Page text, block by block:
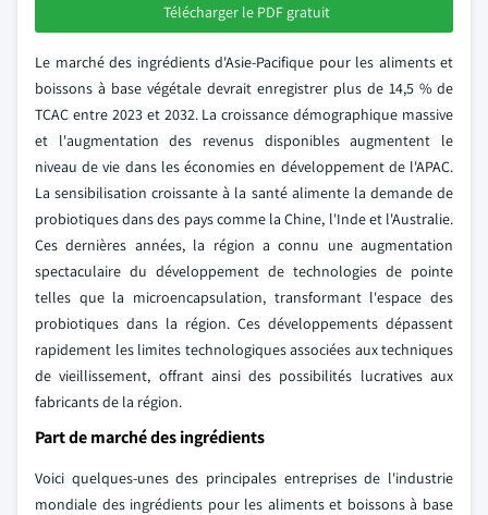
Télécharger le PDF gratuit
Le marché des ingrédients d'Asie-Pacifique pour les aliments et
boissons à base végétale devrait enregistrer plus de 14,5 % de
TCAC entre 2023 et 2032. La croissance démographique massive
et l'augmentation des revenus disponibles augmentent le
niveau de vie dans les économies en développement de l'APAC.
La sensibilisation croissante à la santé alimente la demande de
probiotiques dans des pays comme la Chine, l'Inde et l'Australie.
Ces dernières années, la région a connu une augmentation
spectaculaire du développement de technologies de pointe
telles que la microencapsulation, transformant l'espace des
probiotiques dans la région. Ces développements dépassent
rapidement les limites technologiques associées aux techniques
de vieillissement, offrant ainsi des possibilités lucratives aux
fabricants de la région.
Part de marché des ingrédients
Voici quelques-unes des principales entreprises de l'industrie
mondiale des ingrédients pour les aliments et boissons à base